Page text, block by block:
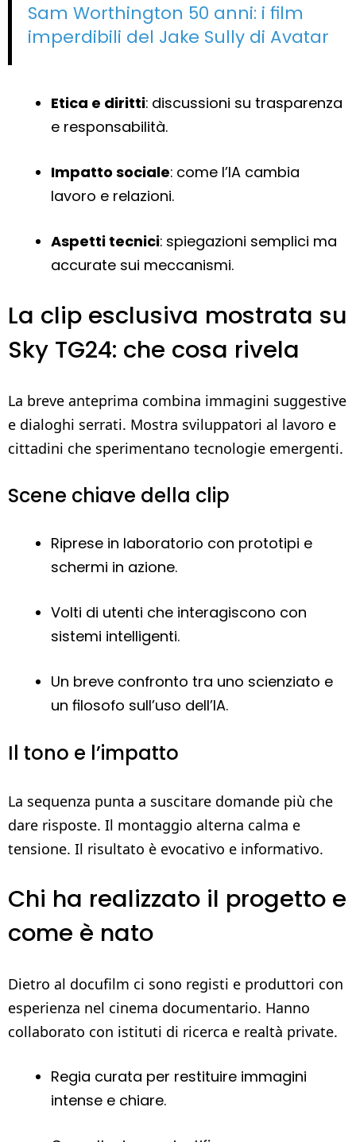
Sam Worthington 50 anni: i film
imperdibili del Jake Sully di Avatar
Etica e diritti: discussioni su trasparenza
e responsabilità.
Impatto sociale: come l’IA cambia
lavoro e relazioni.
Aspetti tecnici: spiegazioni semplici ma
accurate sui meccanismi.
La clip esclusiva mostrata su
Sky TG24: che cosa rivela
La breve anteprima combina immagini suggestive
e dialoghi serrati. Mostra sviluppatori al lavoro e
cittadini che sperimentano tecnologie emergenti.
Scene chiave della clip
Riprese in laboratorio con prototipi e
schermi in azione.
Volti di utenti che interagiscono con
sistemi intelligenti.
Un breve confronto tra uno scienziato e
un filosofo sull’uso dell’IA.
Il tono e l’impatto
La sequenza punta a suscitare domande più che
dare risposte. Il montaggio alterna calma e
tensione. Il risultato è evocativo e informativo.
Chi ha realizzato il progetto e
come è nato
Dietro al docufilm ci sono registi e produttori con
esperienza nel cinema documentario. Hanno
collaborato con istituti di ricerca e realtà private.
Regia curata per restituire immagini
intense e chiare.